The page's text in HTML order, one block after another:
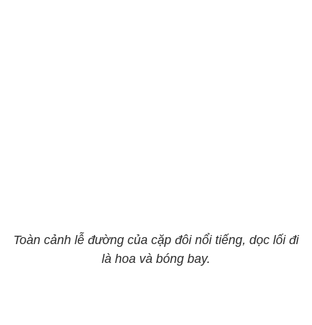
Toàn cảnh lễ đường của cặp đôi nổi tiếng, dọc lối đi
là hoa và bóng bay.